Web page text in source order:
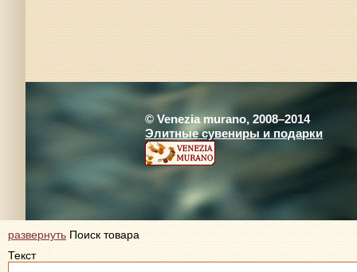
© Venezia murano, 2008–2014
Элитные сувениры и подарки
развернуть Поиск товара
Текст